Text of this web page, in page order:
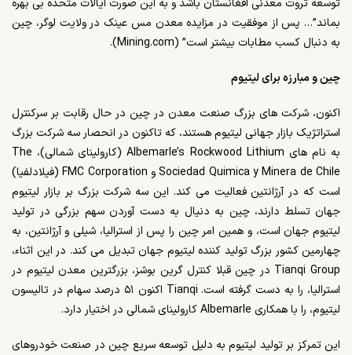
توسعه ثروت معدنی افغانستان باشد و به این صورت ایالات متحده بی بهره
بماند”… پس از موفقیت در مزایده معدن مس عینک در ولایت لوگر، چین
به دنبال کسب مطابات بیشتر است” (Mining.com
).
چین و مبارزه برای لیتیوم
اکنون، شرکت های بزرگ صنعت معدن در چین در حال رقابت بر سرکنترل
استراتژیک بازار جهانی لیتیوم هستند، که تاکنون در انحصار سه شرکت بزرگ
به نام های Albemarle’s Rockwood Lithium(کارولینای شمالی)، The
Sociedad Quimica y Minera de Chile و FMC Corporation(فیلادلفیا)
است که در آرژانتین فعالیت می کند. این سه شرکت بزرگ بر بازار لیتیوم
جهان تسلط دارند، چین به دنیال به دست آوردن سهم بزرگی در تولید
لیتیوم جهان است، و همین امر چین را پس از استرالیا، شیلی و آرژانتین، به
چهارمین کشور بزرگ تولید کننده لیتیوم جهان تبدیل می کند. در این اثناء،
Tianqi Group در چین قبلا کنترل گرین بوشز، بزرگترین معدن لیتیوم در
استرالیا، را به دست گرفته است. Tianqi
اکنون ۵۱ درصد سهام در تالیسون
لیتیوم، را با همکاری Albemarleکارولینای شمالی در اختیار دارد.
این تمرکز بر تولید لیتیوم به دلیل توسعه سریع چین در صنعت خودروهای